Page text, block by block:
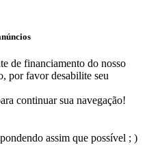
de financiamento do nosso
por favor desabilite seu
continuar sua navegação!
assim que possível ; )